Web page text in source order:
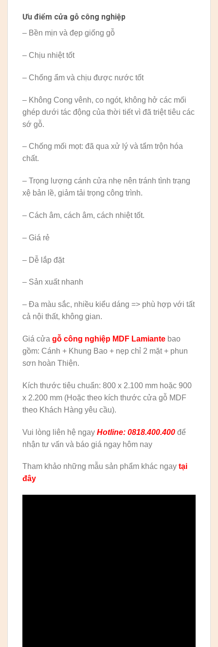
Ưu điểm cửa gỗ công nghiệp
– Bền mịn và đẹp giống gỗ
– Chịu nhiệt tốt
– Chống ẩm và chịu được nước tốt
– Không Cong vênh, co ngót, không hở các mối
ghép dưới tác động của thời tiết vì đã triệt tiêu các
sớ gỗ.
– Chống mối mọt: đã qua xử lý và tẩm trộn hóa
chất.
– Trọng lượng cánh cửa nhẹ nên tránh tình trạng
xệ bản lề, giảm tải trọng công trình.
– Cách âm, cách âm, cách nhiệt tốt.
– Giá rẻ
– Dễ lắp đặt
– Sản xuất nhanh
– Đa màu sắc, nhiều kiểu dáng => phù hợp với tất
cả nội thất, không gian.
Giá cửa gỗ công nghiệp MDF Lamiante bao
gồm: Cánh + Khung Bao + nẹp chỉ 2 mặt + phun
sơn hoàn Thiện.
Kích thước tiêu chuẩn: 800 x 2.100 mm hoặc 900
x 2.200 mm (Hoặc theo kích thước cửa gỗ MDF
theo Khách Hàng yêu cầu).
Vui lòng liên hệ ngay Hotline: 0818.400.400 để
nhận tư vấn và báo giá ngay hôm nay
Tham khảo những mẫu sản phẩm khác ngay tại
đây